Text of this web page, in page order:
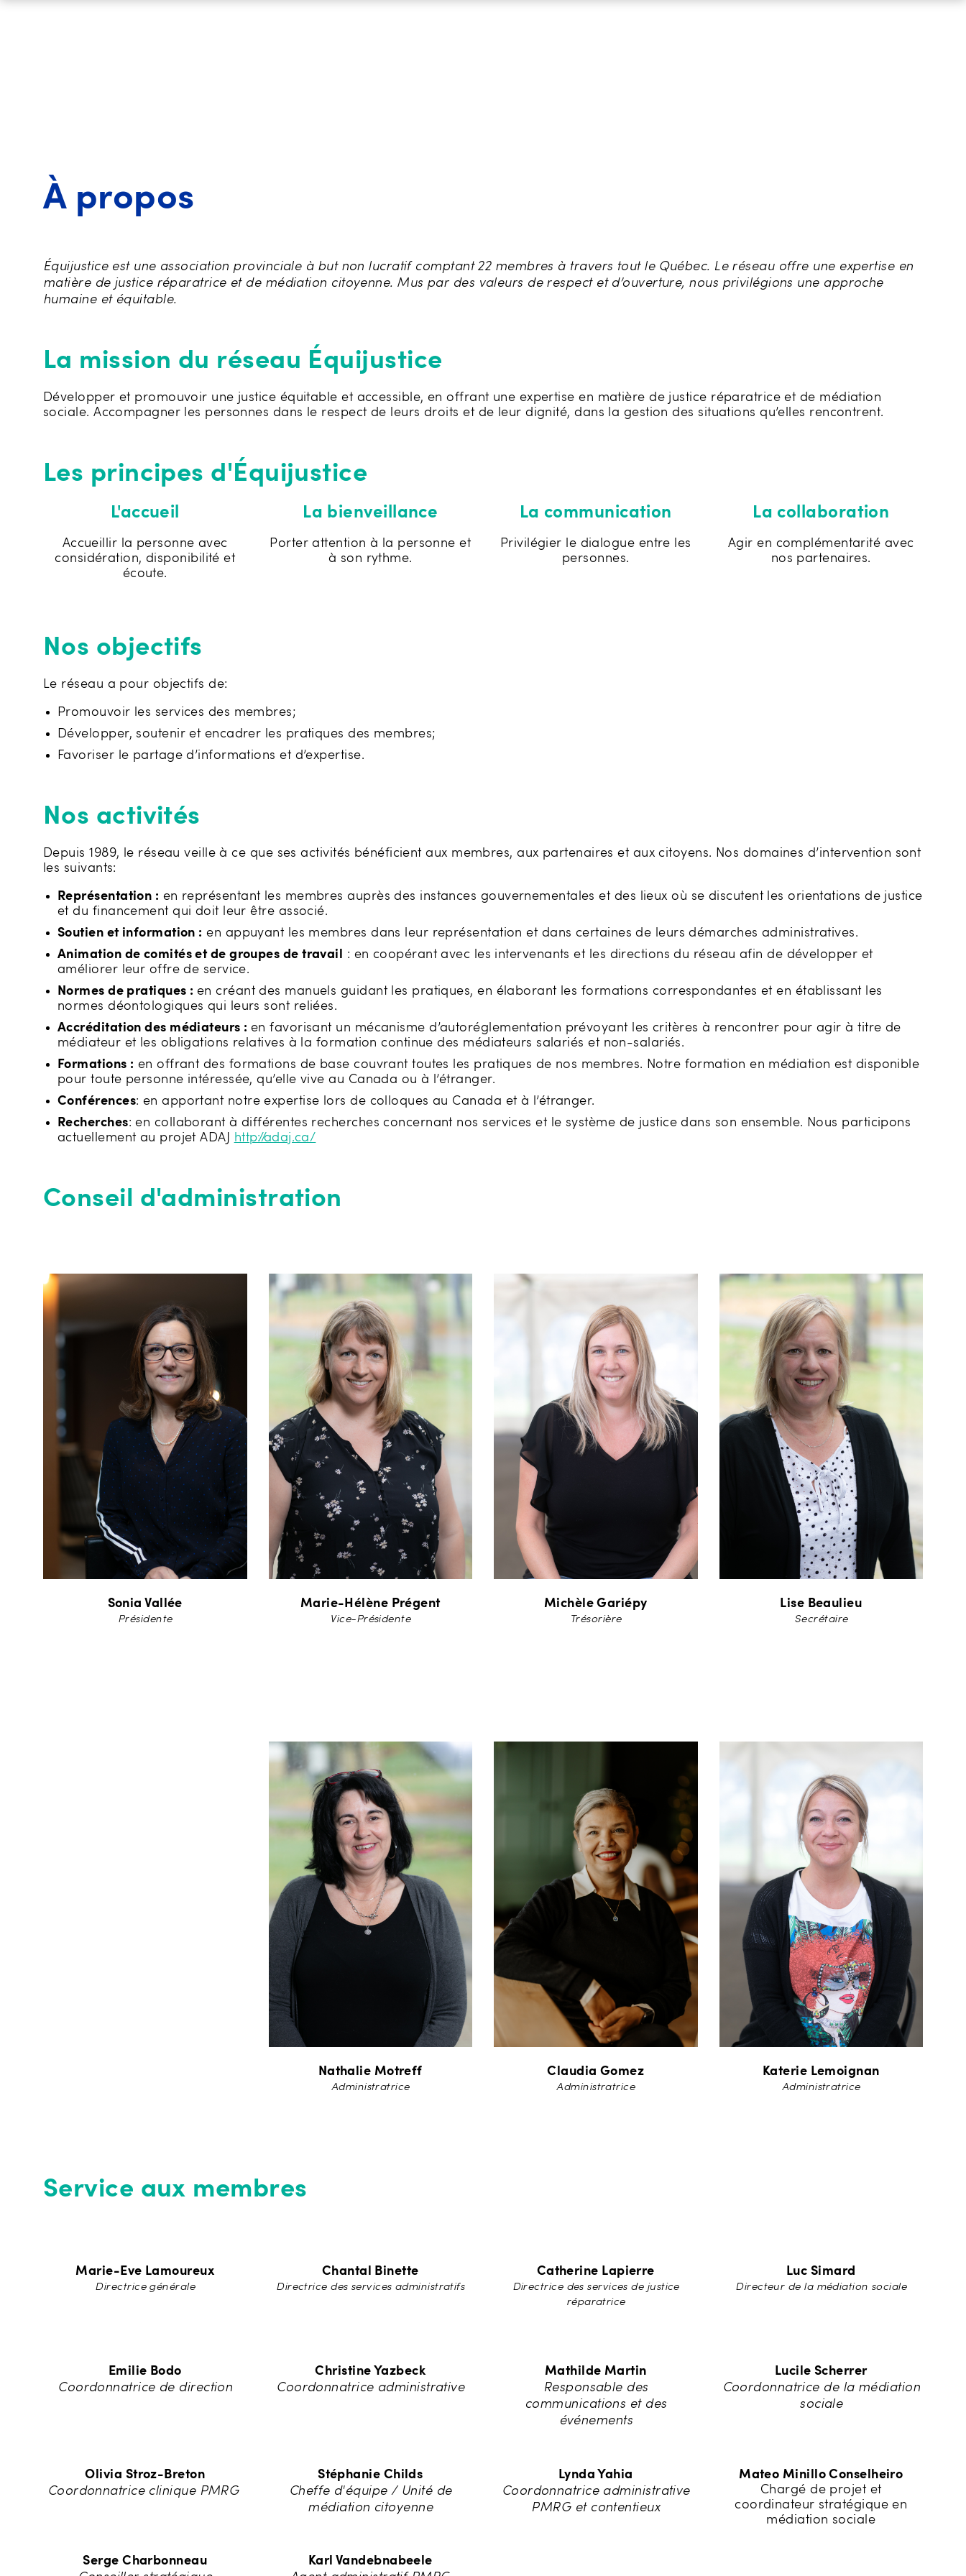
À propos
Équijustice est une association provinciale à but non lucratif comptant 22 membres à travers tout le Québec. Le réseau offre une expertise en
matière de justice réparatrice et de médiation citoyenne. Mus par des valeurs de respect et d’ouverture, nous privilégions une approche
humaine et équitable.
La mission du réseau Équijustice
Développer et promouvoir une justice équitable et accessible, en offrant une expertise en matière de justice réparatrice et de médiation
sociale. Accompagner les personnes dans le respect de leurs droits et de leur dignité, dans la gestion des situations qu’elles rencontrent.
Les principes d'Équijustice
L'accueil
Accueillir la personne avec
considération, disponibilité et
écoute.
La bienveillance
Porter attention à la personne et
à son rythme.
La communication
Privilégier le dialogue entre les
personnes.
La collaboration
Agir en complémentarité avec
nos partenaires.
Nos objectifs
Le réseau a pour objectifs de:
Promouvoir les services des membres;
Développer, soutenir et encadrer les pratiques des membres;
Favoriser le partage d’informations et d’expertise.
Nos activités
Depuis 1989, le réseau veille à ce que ses activités bénéficient aux membres, aux partenaires et aux citoyens. Nos domaines d’intervention sont
les suivants:
Représentation : en représentant les membres auprès des instances gouvernementales et des lieux où se discutent les orientations de justice
et du financement qui doit leur être associé.
Soutien et information : en appuyant les membres dans leur représentation et dans certaines de leurs démarches administratives.
Animation de comités et de groupes de travail
: en coopérant avec les intervenants et les directions du réseau afin de développer et
améliorer leur offre de service.
Normes de pratiques : en créant des manuels guidant les pratiques, en élaborant les formations correspondantes et en établissant les
normes déontologiques qui leurs sont reliées.
Accréditation des médiateurs : en favorisant un mécanisme d’autoréglementation prévoyant les critères à rencontrer pour agir à titre de
médiateur et les obligations relatives à la formation continue des médiateurs salariés et non-salariés.
Formations : en offrant des formations de base couvrant toutes les pratiques de nos membres. Notre formation en médiation est disponible
pour toute personne intéressée, qu’elle vive au Canada ou à l’étranger.
Conférences: en apportant notre expertise lors de colloques au Canada et à l’étranger.
Recherches: en collaborant à différentes recherches concernant nos services et le système de justice dans son ensemble. Nous participons
actuellement au projet ADAJ
http://adaj.ca/
Conseil d'administration
Sonia Vallée
Présidente
Marie-Hélène Prégent
Vice-Présidente
Michèle Gariépy
Trésorière
Lise Beaulieu
Secrétaire
Nathalie Motreff
Administratrice
Claudia Gomez
Administratrice
Katerie Lemoignan
Administratrice
Service aux membres
Marie-Eve Lamoureux
Directrice générale
Chantal Binette
Directrice des services administratifs
Catherine Lapierre
Directrice des services de justice
réparatrice
Luc Simard
Directeur de la médiation sociale
Emilie Bodo
Coordonnatrice de direction
Christine Yazbeck
Coordonnatrice administrative
Mathilde Martin
Responsable des
communications et des
événements
Lucile Scherrer
Coordonnatrice de la médiation
sociale
Olivia Stroz-Breton
Coordonnatrice clinique PMRG
Stéphanie Childs
Cheffe d'équipe / Unité de
médiation citoyenne
Lynda Yahia
Coordonnatrice administrative
PMRG et contentieux
Mateo Minillo Conselheiro
Chargé de projet et
coordinateur stratégique en
médiation sociale
Serge Charbonneau Karl Vandebnabeele